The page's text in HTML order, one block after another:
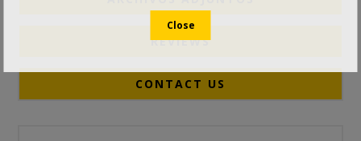
REVIEWS
CONTACT US